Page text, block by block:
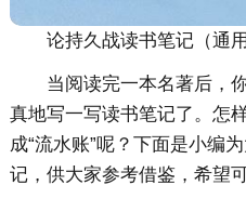
论持久战读书笔记（通用
当阅读完一本名著后，
真地写一写读书笔记了。怎
成“流水账”呢？下面是小编
记，供大家参考借鉴，希望